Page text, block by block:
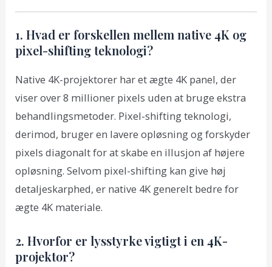
1. Hvad er forskellen mellem native 4K og
pixel-shifting teknologi?
Native 4K-projektorer har et ægte 4K panel, der
viser over 8 millioner pixels uden at bruge ekstra
behandlingsmetoder. Pixel-shifting teknologi,
derimod, bruger en lavere opløsning og forskyder
pixels diagonalt for at skabe en illusjon af højere
opløsning. Selvom pixel-shifting kan give høj
detaljeskarphed, er native 4K generelt bedre for
ægte 4K materiale.
2. Hvorfor er lysstyrke vigtigt i en 4K-
projektor?